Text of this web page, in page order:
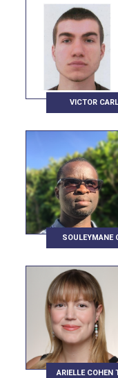
VICTOR
SOULEYMANE
ARIELLE COHEN